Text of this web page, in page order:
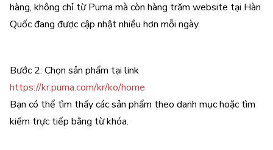
hàng, không chỉ từ Puma mà còn hàng trăm website tại Hàn
Quốc đang được cập nhật nhiều hơn mỗi ngày.
Bước 2: Chọn sản phẩm tại link
https://kr.puma.com/kr/ko/home
Bạn có thể tìm thấy các sản phẩm theo danh mục hoặc tìm
kiếm trực tiếp bằng từ khóa.